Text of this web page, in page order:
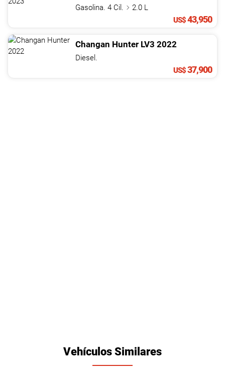
Gasolina. 4 Cil.
2.0 L
US$43,950
Changan Hunter LV3 2022
Diesel.
US$37,900
Vehículos Similares